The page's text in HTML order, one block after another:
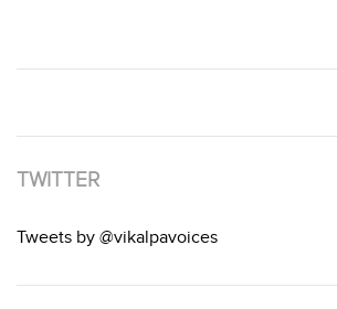
TWITTER
Tweets by @vikalpavoices